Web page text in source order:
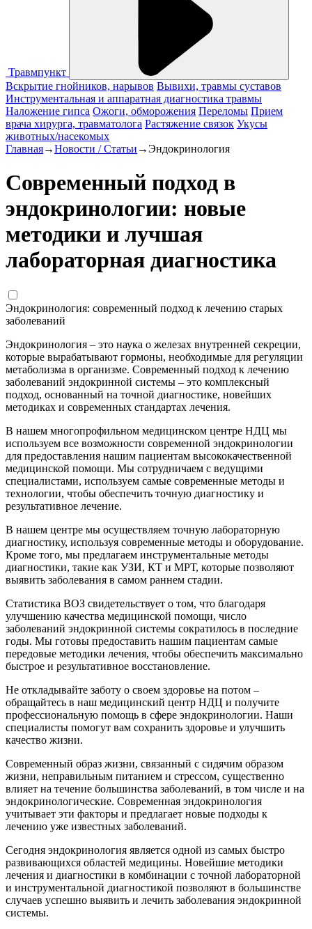
Травмпункт
Вскрытие гнойников, нарывов Вывихи, травмы суставов
Инструментальная и аппаратная диагностика травмы
Наложение гипса Ожоги, обморожения Переломы Прием
врача хирурга, травматолога Растяжение связок Укусы
животных/насекомых
Главная→Новости / Статьи →Эндокринология
Современный подход в
эндокринологии: новые
методики и лучшая
лабораторная диагностика
Эндокринология: современный подход к лечению старых
заболеваний
Эндокринология – это наука о железах внутренней секреции,
которые вырабатывают гормоны, необходимые для регуляции
метаболизма в организме. Современный подход к лечению
заболеваний эндокринной системы – это комплексный
подход, основанный на точной диагностике, новейших
методиках и современных стандартах лечения.
В нашем многопрофильном медицинском центре НДЦ мы
используем все возможности современной эндокринологии
для предоставления нашим пациентам высококачественной
медицинской помощи. Мы сотрудничаем с ведущими
специалистами, используем самые современные методы и
технологии, чтобы обеспечить точную диагностику и
результативное лечение.
В нашем центре мы осуществляем точную лабораторную
диагностику, используя современные методы и оборудование.
Кроме того, мы предлагаем инструментальные методы
диагностики, такие как УЗИ, КТ и МРТ, которые позволяют
выявить заболевания в самом раннем стадии.
Статистика ВОЗ свидетельствует о том, что благодаря
улучшению качества медицинской помощи, число
заболеваний эндокринной системы сократилось в последние
годы. Мы готовы предоставить нашим пациентам самые
передовые методики лечения, чтобы обеспечить максимально
быстрое и результативное восстановление.
Не откладывайте заботу о своем здоровье на потом –
обращайтесь в наш медицинский центр НДЦ и получите
профессиональную помощь в сфере эндокринологии. Наши
специалисты помогут вам сохранить здоровье и улучшить
качество жизни.
Современный образ жизни, связанный с сидячим образом
жизни, неправильным питанием и стрессом, существенно
влияет на течение большинства заболеваний, в том числе и на
эндокринологические. Современная эндокринология
учитывает эти факторы и предлагает новые подходы к
лечению уже известных заболеваний.
Сегодня эндокринология является одной из самых быстро
развивающихся областей медицины. Новейшие методики
лечения и диагностики в комбинации с точной лабораторной
и инструментальной диагностикой позволяют в большинстве
случаев успешно выявить и лечить заболевания эндокринной
системы.